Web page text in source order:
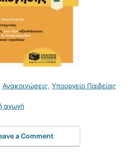
Ανακοινώσεις, Υπουργείο Παιδείας
αγωγή
a Comment